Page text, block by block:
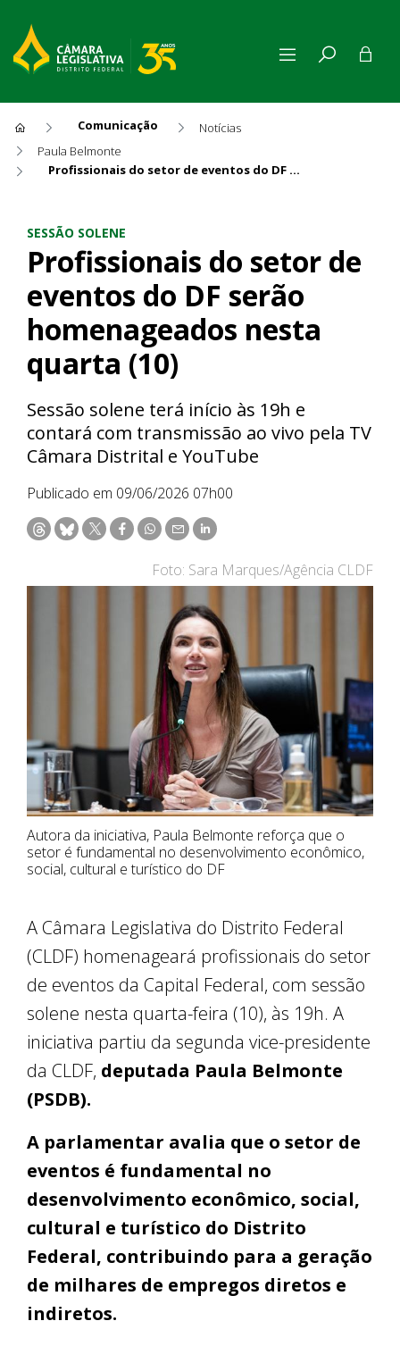
Comunicação
Notícias
Paula Belmonte
Profissionais do setor de eventos do DF serão homenageados nesta quarta (10)
SESSÃO SOLENE
Profissionais do setor de
eventos do DF serão
homenageados nesta
quarta (10)
Sessão solene terá início às 19h e
contará com transmissão ao vivo pela TV
Câmara Distrital e YouTube
Publicado em 09/06/2026 07h00
Foto: Sara Marques/Agência CLDF
Autora da iniciativa, Paula Belmonte reforça que o
setor é fundamental no desenvolvimento econômico,
social, cultural e turístico do DF
A Câmara Legislativa do Distrito Federal
(CLDF) homenageará profissionais do setor
de eventos da Capital Federal, com sessão
solene nesta quarta-feira (10), às 19h. A
iniciativa partiu da segunda vice-presidente
da CLDF, deputada Paula Belmonte
(PSDB).
A parlamentar avalia que o setor de
eventos é fundamental no
desenvolvimento econômico, social,
cultural e turístico do Distrito
Federal, contribuindo para a geração
de milhares de empregos diretos e
indiretos.